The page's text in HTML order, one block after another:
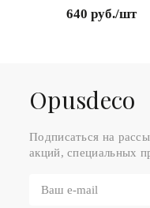
640 руб./шт
Оpusdeco
Подписаться на
акций, специальных